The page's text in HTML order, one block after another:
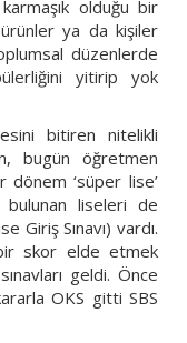
olduğu bir
ya da kişiler
düzenlerde
yitirip yok
bitiren nitelikli
bugün öğretmen
dönem ‘süper lise’
liseleri de
Giriş Sınavı) vardı.
skor elde etmek
geldi. Önce
OKS gitti SBS